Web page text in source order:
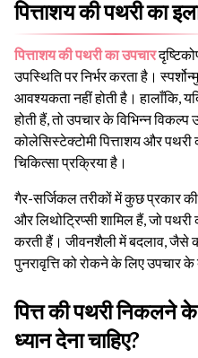
पित्ताशय की पथरी का
पित्ताशय की पथरी का उपचार
उपस्थिति पर निर्भर करता है।
आवश्यकता नहीं होती है। हालाँकि,
होती हैं, तो उपचार के विभिन्न
कोलेसिस्टेक्टोमी पित्ताशय और
चिकित्सा प्रक्रिया है।
गैर-सर्जिकल तरीकों में कुछ प्रकार
और लिथोट्रिप्सी शामिल हैं, जो
करती हैं। जीवनशैली में बदलाव, जैसे
पुनरावृत्ति को रोकने के लिए उपचार के
पित्त की पथरी निकलने
ध्यान देना चाहिए?